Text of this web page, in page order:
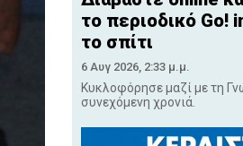
το περιοδικό Go!
το σπίτι
6 Αυγ 2026, 2:33 μ.μ.
Κυκλοφόρησε μαζί με τη
συνεχόμενη χρονιά.